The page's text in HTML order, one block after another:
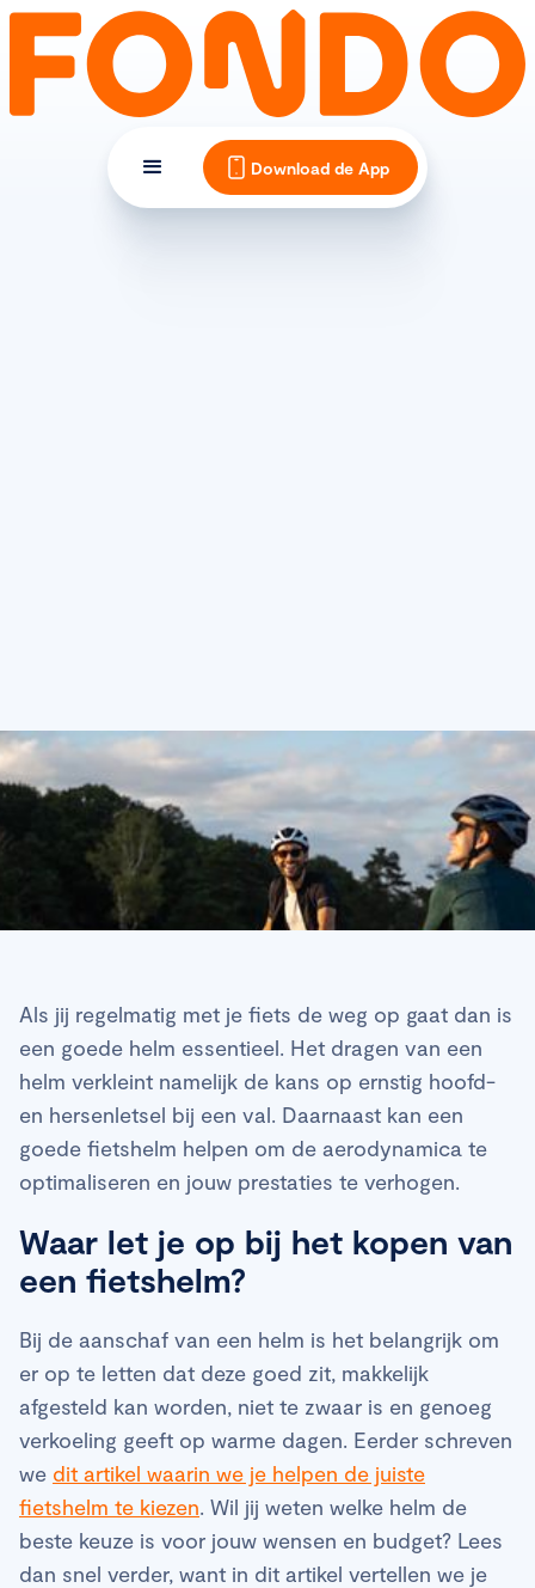
Download de App
Als jij regelmatig met je fiets de weg op gaat dan is
een goede helm essentieel. Het dragen van een
helm verkleint namelijk de kans op ernstig hoofd-
en hersenletsel bij een val. Daarnaast kan een
goede fietshelm helpen om de aerodynamica te
optimaliseren en jouw prestaties te verhogen.
Waar let je op bij het kopen van
een fietshelm?
Bij de aanschaf van een helm is het belangrijk om
er op te letten dat deze goed zit, makkelijk
afgesteld kan worden, niet te zwaar is en genoeg
verkoeling geeft op warme dagen. Eerder schreven
we dit artikel waarin we je helpen de juiste
fietshelm te kiezen. Wil jij weten welke helm de
beste keuze is voor jouw wensen en budget? Lees
dan snel verder, want in dit artikel vertellen we je